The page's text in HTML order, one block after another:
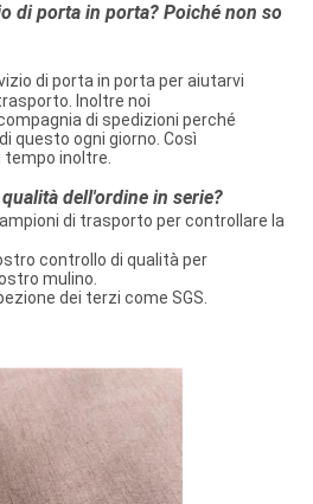
di porta in porta? Poiché non so
di porta in porta per aiutarvi
Inoltre noi
di spedizioni perché
questo ogni giorno. Così
tempo inoltre.
dell'ordine in serie?
di trasporto per controllare la
controllo di qualità per
mulino.
dei terzi come SGS.